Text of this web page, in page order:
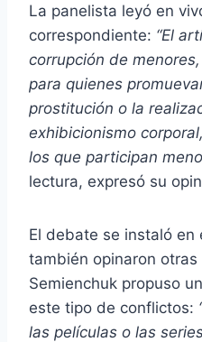
La panelista leyó en
correspondiente: “El
corrupción de
para quienes
prostitución o la
exhibicionismo
los que participan
lectura, expresó su
El debate se instaló
también opinaron
Semienchuk propuso
este tipo de conflictos:
las películas o las